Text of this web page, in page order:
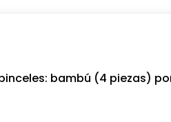
bambú (4 piezas)